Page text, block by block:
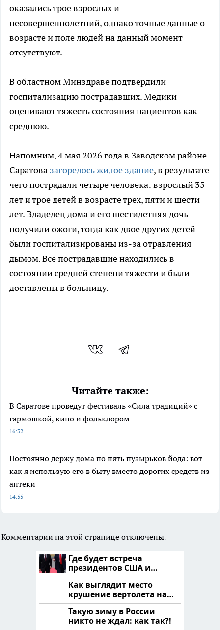
оказались трое взрослых и
несовершеннолетний, однако точные данные о
возрасте и поле людей на данный момент
отсутствуют.
В областном Минздраве подтвердили
госпитализацию пострадавших. Медики
оценивают тяжесть состояния пациентов как
среднюю.
Напомним, 4 мая 2026 года в Заводском районе
Саратова загорелось жилое здание, в результате
чего пострадали четыре человека: взрослый 35
лет и трое детей в возрасте трех, пяти и шести
лет. Владелец дома и его шестилетняя дочь
получили ожоги, тогда как двое других детей
были госпитализированы из-за отравления
дымом. Все пострадавшие находились в
состоянии средней степени тяжести и были
доставлены в больницу.
Читайте также:
В Саратове проведут фестиваль «Сила традиций» с
гармошкой, кино и фольклором
16:32
Постоянно держу дома по пять пузырьков йода: вот
как я использую его в быту вместо дорогих средств из
аптеки
14:55
Комментарии на этой странице отключены.
Где будет встреча
президентов США и
России: Европа?
Как выглядит место
крушение вертолета на
Кавказе: смотреть
Такую зиму в России
никто не ждал: как так?!